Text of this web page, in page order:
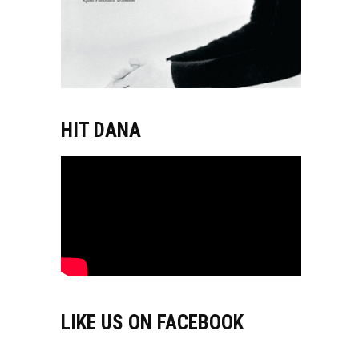
HIT DANA
LIKE US ON FACEBOOK